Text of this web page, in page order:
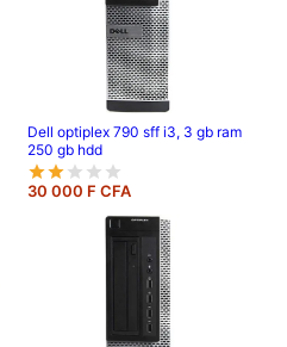
Dell optiplex 790 sff i3, 3 gb ram
250 gb hdd
30 000 F CFA